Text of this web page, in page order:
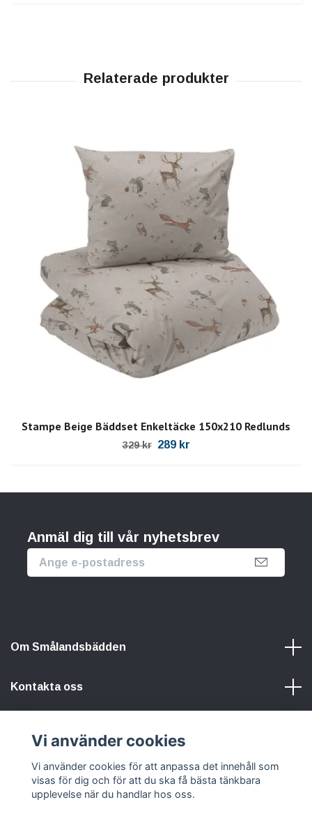
Stampe Beige Bäddset Enkeltäcke 150x210 Redlunds
329 kr 289 kr
Anmäl dig till vår nyhetsbrev
Om Smålandsbädden
Kontakta oss
Sociala medier
Vi använder cookies
Vi använder cookies för att anpassa det innehåll som
visas för dig och för att du ska få bästa tänkbara
upplevelse när du handlar hos oss.